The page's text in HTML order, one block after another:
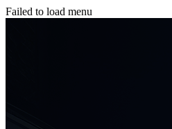
Failed to load menu